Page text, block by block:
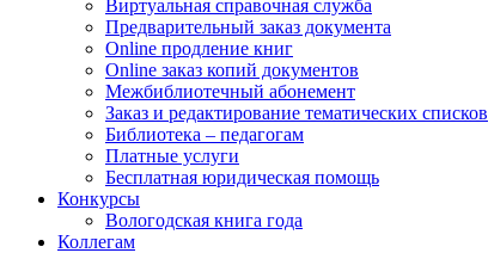
Виртуальная справочная служба
Предварительный заказ документа
Online продление книг
Online заказ копий документов
Межбиблиотечный абонемент
Заказ и редактирование тематических списков
Библиотека – педагогам
Платные услуги
Бесплатная юридическая помощь
Конкурсы
Вологодская книга года
Коллегам